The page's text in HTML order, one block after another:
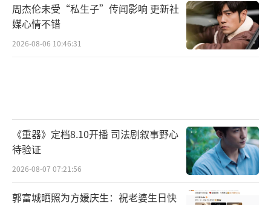
周杰伦未受“私生子”传闻影响 更新社
媒心情不错
2026-08-06 10:46:31
《重器》定档8.10开播 司法剧叙事野心
待验证
2026-08-07 07:21:56
郭富城晒照为方媛庆生：祝老婆生日快